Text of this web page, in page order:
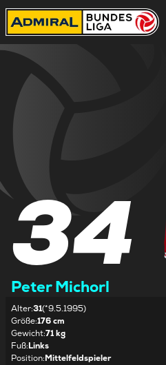
34
Peter Michorl
Alter:31(*9.5.1995)
Größe:176 cm
Gewicht:71 kg
Fuß:Links
Position:Mittelfeldspieler